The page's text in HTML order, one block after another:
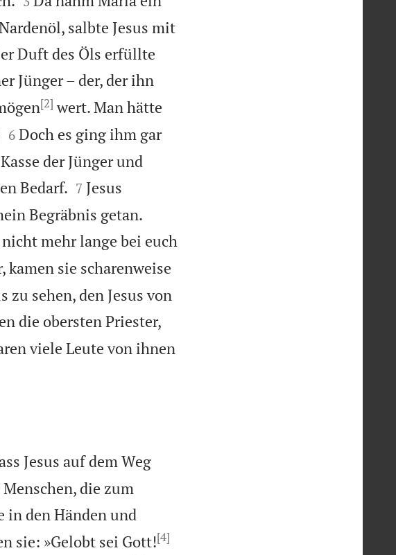
salbte Jesus mit
Duft des Öls erfüllte
Jünger – der, der ihn
[2] wert. Man hätte

6 Doch es ging ihm gar
der Jünger und
Bedarf.
7 Jesus
Begräbnis getan.
mehr lange bei euch
kamen sie scharenweise
zu sehen, den Jesus von
die obersten Priester,
viele Leute von ihnen
Jesus auf dem Weg
die zum
in den Händen und
sie: »Gelobt sei Gott![4]